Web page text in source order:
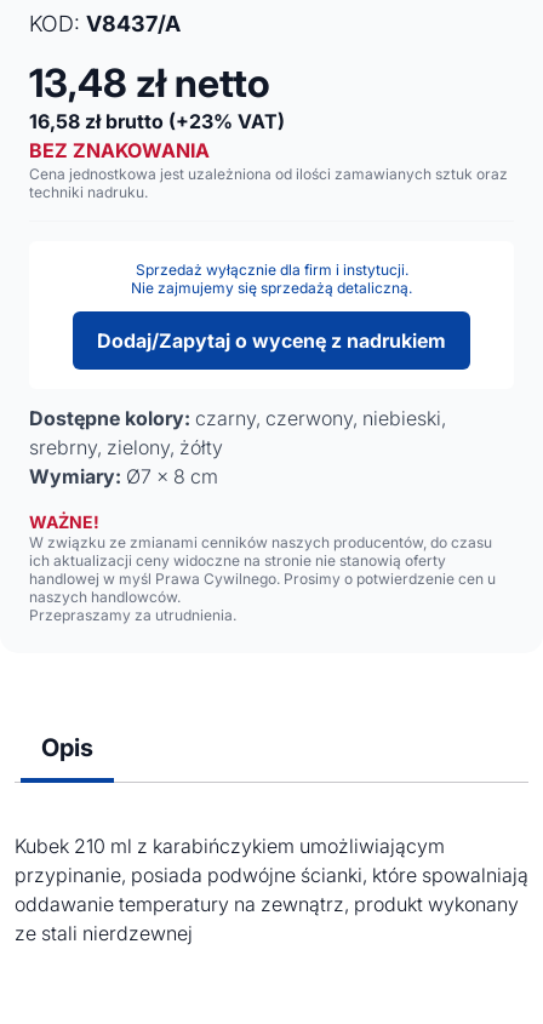
KOD: V8437/A
13,48 zł netto
16,58 zł brutto (+23% VAT)
BEZ ZNAKOWANIA
Cena jednostkowa jest uzależniona od ilości zamawianych sztuk oraz
techniki nadruku.
Sprzedaż wyłącznie dla firm i instytucji.
Nie zajmujemy się sprzedażą detaliczną.
Dodaj/Zapytaj o wycenę z nadrukiem
Dostępne kolory: czarny, czerwony, niebieski,
srebrny, zielony, żółty
Wymiary: Ø7 x 8 cm
WAŻNE!
W związku ze zmianami cenników naszych producentów, do czasu
ich aktualizacji ceny widoczne na stronie nie stanowią oferty
handlowej w myśl Prawa Cywilnego. Prosimy o potwierdzenie cen u
naszych handlowców.
Przepraszamy za utrudnienia.
Opis
Kubek 210 ml z karabińczykiem umożliwiającym
przypinanie, posiada podwójne ścianki, które spowalniają
oddawanie temperatury na zewnątrz, produkt wykonany
ze stali nierdzewnej